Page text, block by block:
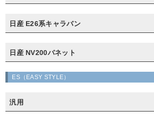
日産 E26系キャラバン
日産 NV200バネット
ES（EASY STYLE）
汎用